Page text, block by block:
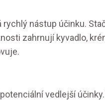
nástup účinku.
zahrnují kyvadlo,
vedlejší